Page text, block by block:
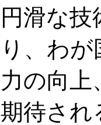
円滑な
り、わ
力の向上
期待され